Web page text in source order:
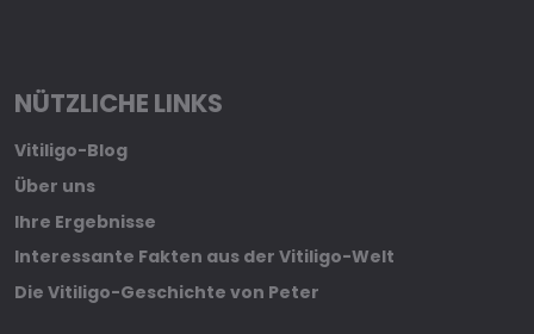
NÜTZLICHE LINKS
Vitiligo-Blog
Über uns
Ihre Ergebnisse
Interessante Fakten aus der Vitiligo-Welt
Die Vitiligo-Geschichte von Peter